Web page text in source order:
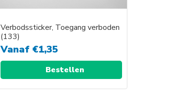
de
Verbodssticker, Toegang verboden
(133)
Vanaf€1,35
Bestellen